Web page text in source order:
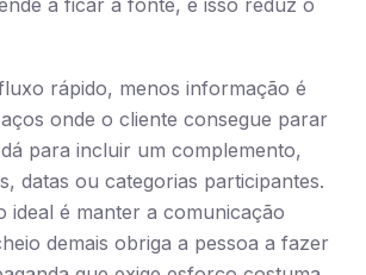
a ficar a fonte, e isso reduz o
rápido, menos informação é
onde o cliente consegue parar
para incluir um complemento,
datas ou categorias participantes.
ideal é manter a comunicação
demais obriga a pessoa a fazer